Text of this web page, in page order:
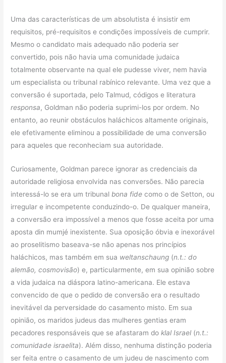
Uma das características de um absolutista é insistir em
requisitos, pré-requisitos e condições impossíveis de cumprir.
Mesmo o candidato mais adequado não poderia ser
convertido, pois não havia uma comunidade judaica
totalmente observante na qual ele pudesse viver, nem havia
um especialista ou tribunal rabínico relevante. Uma vez que a
conversão é suportada, pelo Talmud, códigos e literatura
responsa, Goldman não poderia suprimi-los por ordem. No
entanto, ao reunir obstáculos haláchicos altamente originais,
ele efetivamente eliminou a possibilidade de uma conversão
para aqueles que reconheciam sua autoridade.
Curiosamente, Goldman parece ignorar as credenciais da
autoridade religiosa envolvida nas conversões. Não parecia
interessá-lo se era um tribunal bona fide como o de Setton, ou
irregular e incompetente conduzindo-o. De qualquer maneira,
a conversão era impossível a menos que fosse aceita por uma
aposta din mumjé inexistente. Sua oposição óbvia e inexorável
ao proselitismo baseava-se não apenas nos princípios
haláchicos, mas também em sua weltanschaung (n.t.: do
alemão, cosmovisão) e, particularmente, em sua opinião sobre
a vida judaica na diáspora latino-americana. Ele estava
convencido de que o pedido de conversão era o resultado
inevitável da perversidade do casamento misto. Em sua
opinião, os maridos judeus das mulheres gentias eram
pecadores responsáveis ​​que se afastaram doklal Israel (n.t.:
comunidade israelita). Além disso, nenhuma distinção poderia
ser feita entre o casamento de um judeu de nascimento com